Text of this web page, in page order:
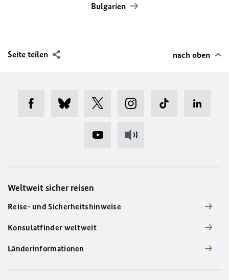
Bulgarien
Seite teilen nach oben
Weltweit sicher reisen
Reise- und Sicherheitshinweise
Konsulatfinder weltweit
Länderinformationen